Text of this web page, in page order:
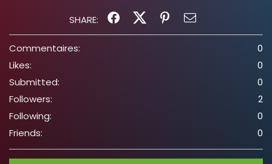
SHARE:
Commentaires:
0
Likes:
0
Submitted:
0
Followers:
2
Following:
0
Friends:
0